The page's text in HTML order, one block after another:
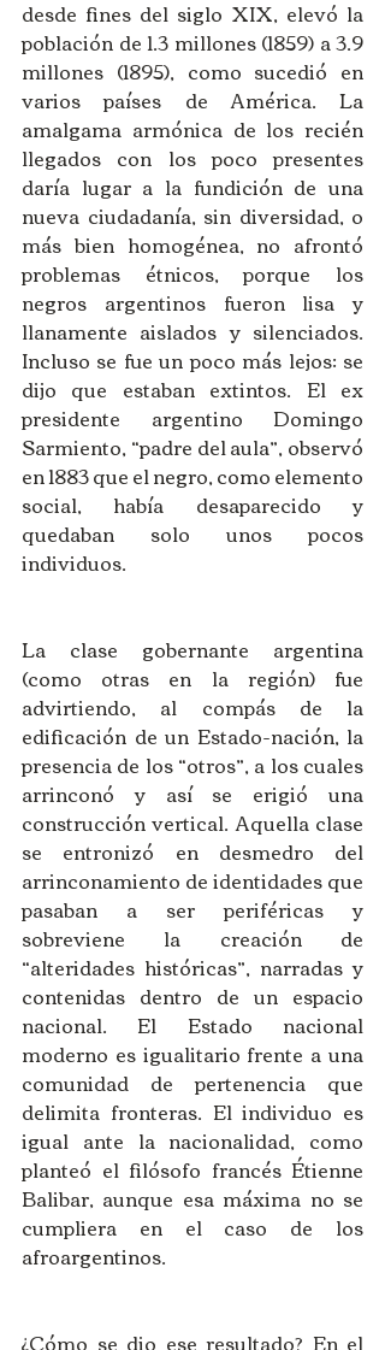
desde fines del siglo XIX, elevó la
población de 1.3 millones (1859) a 3.9
millones (1895), como sucedió en
varios países de América. La
amalgama armónica de los recién
llegados con los poco presentes
daría lugar a la fundición de una
nueva ciudadanía, sin diversidad, o
más bien homogénea, no afrontó
problemas étnicos, porque los
negros argentinos fueron lisa y
llanamente aislados y silenciados.
Incluso se fue un poco más lejos: se
dijo que estaban extintos. El ex
presidente argentino Domingo
Sarmiento, “padre del aula”, observó
en 1883 que el negro, como elemento
social, había desaparecido y
quedaban solo unos pocos
individuos.
La clase gobernante argentina
(como otras en la región) fue
advirtiendo, al compás de la
edificación de un Estado-nación, la
presencia de los “otros”, a los cuales
arrinconó y así se erigió una
construcción vertical. Aquella clase
se entronizó en desmedro del
arrinconamiento de identidades que
pasaban a ser periféricas y
sobreviene la creación de
“alteridades históricas”, narradas y
contenidas dentro de un espacio
nacional. El Estado nacional
moderno es igualitario frente a una
comunidad de pertenencia que
delimita fronteras. El individuo es
igual ante la nacionalidad, como
planteó el filósofo francés Étienne
Balibar, aunque esa máxima no se
cumpliera en el caso de los
afroargentinos.
¿Cómo se dio ese resultado? En el